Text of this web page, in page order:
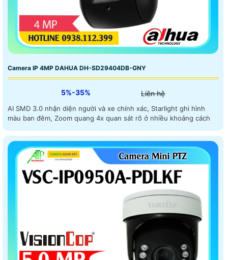
Camera IP 4MP DAHUA DH-SD29404DB-GNY
5%-35% Liên hệ
AI SMD 3.0 nhận diện người và xe chính xác, Starlight ghi hình
màu ban đêm, Zoom quang 4x quan sát rõ ở nhiều khoảng cách